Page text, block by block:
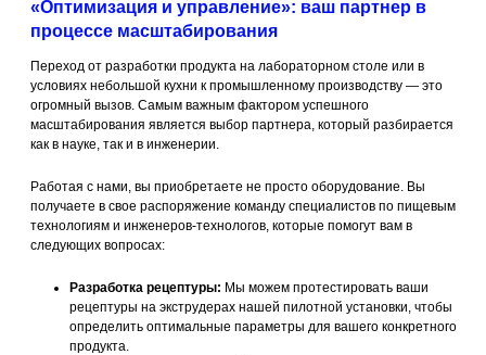
«Оптимизация и управление»: ваш партнер в
процессе масштабирования
Переход от разработки продукта на лабораторном столе или в
условиях небольшой кухни к промышленному производству — это
огромный вызов. Самым важным фактором успешного
масштабирования является выбор партнера, который разбирается
как в науке, так и в инженерии.
Работая с нами, вы приобретаете не просто оборудование. Вы
получаете в свое распоряжение команду специалистов по пищевым
технологиям и инженеров-технологов, которые помогут вам в
следующих вопросах:
Разработка рецептуры: Мы можем протестировать ваши
рецептуры на экструдерах нашей пилотной установки, чтобы
определить оптимальные параметры для вашего конкретного
продукта.